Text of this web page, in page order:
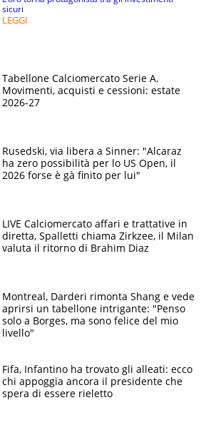
sicuri
LEGGI
Tabellone Calciomercato Serie A.
Movimenti, acquisti e cessioni: estate
2026-27
Rusedski, via libera a Sinner: "Alcaraz
ha zero possibilità per lo US Open, il
2026 forse è gà finito per lui"
LIVE Calciomercato affari e trattative in
diretta, Spalletti chiama Zirkzee, il Milan
valuta il ritorno di Brahim Diaz
Montreal, Darderi rimonta Shang e vede
aprirsi un tabellone intrigante: "Penso
solo a Borges, ma sono felice del mio
livello"
Fifa, Infantino ha trovato gli alleati: ecco
chi appoggia ancora il presidente che
spera di essere rieletto